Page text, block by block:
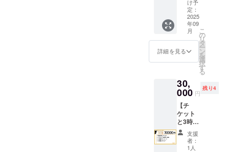
VALLE
Y メ
タ・
ヴァ
リィ
META
VALLE
ウンテ
ン ・支
援者様
の交通
費や滞
在費：
支援者
様の交
通費や
ファン
限定カ
ラーT
シャツ
（白）
※ミニの
ぼりの
ロップ
に記載
してい
いお名
前を
メッ
セージ
にて送
付下さ
の上作
成 ※ご
購入後
にサイ
ズ表と
色送付
発売CD
※収録曲
3曲予定
◆クラ
ファン
限定ア
ナザー
ジャ
サイン
入り ◆
新衣装
スタジ
オサイ
ン入り
チェキ
◆当日
撮影
け予
定：
2025
年09
月
詳細を見る
こ
の
リ
タ
ー
ン
を
選
択
す
る
30,
000 円
残り4
【チ
ケット
と3時間
リクエ
スト撮
影】 両
支援
者：
1人